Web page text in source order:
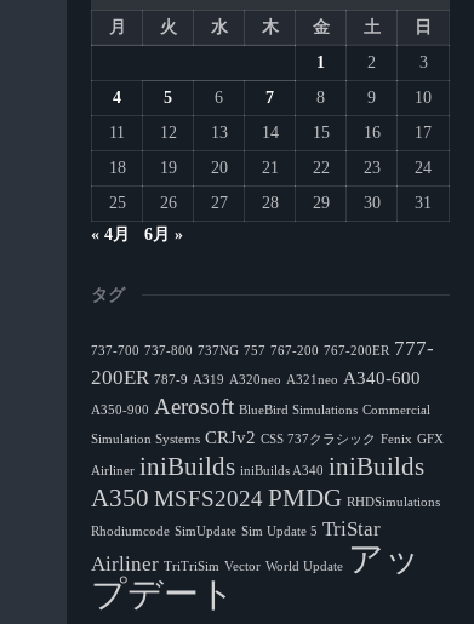
月 火 水 木 金 土
日
1
2
3
4
5 6 7 8 9
10
11
12 13 14 15 16
17
18
19 20 21 22 23
24
25
26 27 28 29 30
31
« 4月
6月 »
タグ
737-700 737-800 737NG 757 767-200 767-200ER 777-
200ER 787-9 A319 A320neo A321neo A340-600
A350-900 Aerosoft BlueBird Simulations Commercial
Simulation Systems CRJv2 CSS 737クラシック Fenix GFX
Airliner iniBuilds iniBuilds A340 iniBuilds
A350 MSFS2024PMDG RHDSimulations
Rhodiumcode SimUpdate Sim Update 5 TriStar
Airliner TriTriSim Vector World Update
アッ
プデート